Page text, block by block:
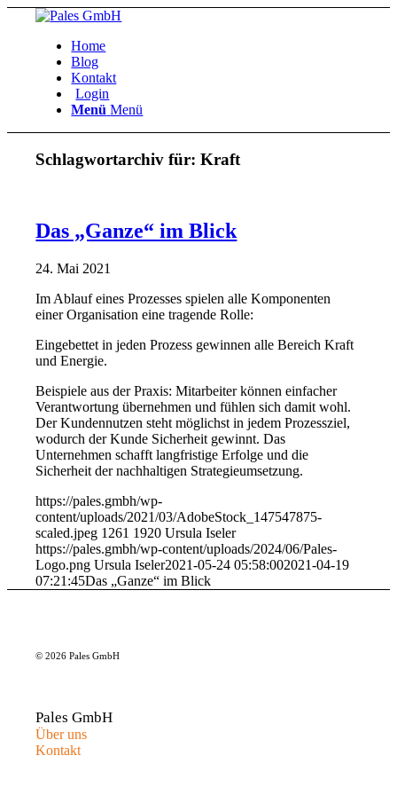
Home
Blog
Kontakt
Login
Menü Menü
Schlagwortarchiv für:Kraft
Das „Ganze“ im Blick
24. Mai 2021
Im Ablauf eines Prozesses spielen alle Komponenten
einer Organisation eine tragende Rolle:
Eingebettet in jeden Prozess gewinnen alle Bereich Kraft
und Energie.
Beispiele aus der Praxis: Mitarbeiter können einfacher
Verantwortung übernehmen und fühlen sich damit wohl.
Der Kundennutzen steht möglichst in jedem Prozessziel,
wodurch der Kunde Sicherheit gewinnt. Das
Unternehmen schafft langfristige Erfolge und die
Sicherheit der nachhaltigen Strategieumsetzung.
https://pales.gmbh/wp-
content/uploads/2021/03/AdobeStock_147547875-
scaled.jpeg 1261 1920 Ursula Iseler
https://pales.gmbh/wp-content/uploads/2024/06/Pales-
Logo.png Ursula Iseler2021-05-24 05:58:002021-04-19
07:21:45Das „Ganze“ im Blick
© 2026 Pales GmbH
Pales GmbH
Über uns
Kontakt